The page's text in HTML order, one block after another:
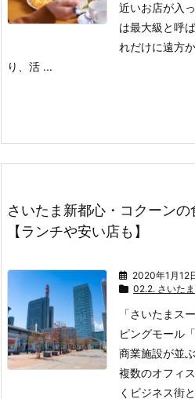
近いお店が入
は最大級と呼
れだけに遠方
り、活 ...
さいたま新都心・コクーンの
【ランチや安い店も】
2020年1月12
02.2. さいた
「さいたまス
ピングモール
商業施設が並
複数のオフィ
くビジネス街